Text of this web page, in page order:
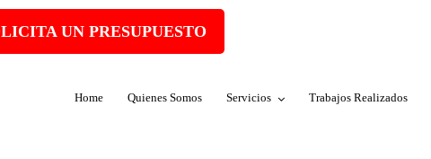
UN PRESUPUESTO
Home Quienes Somos Servicios Trabajos Realizados